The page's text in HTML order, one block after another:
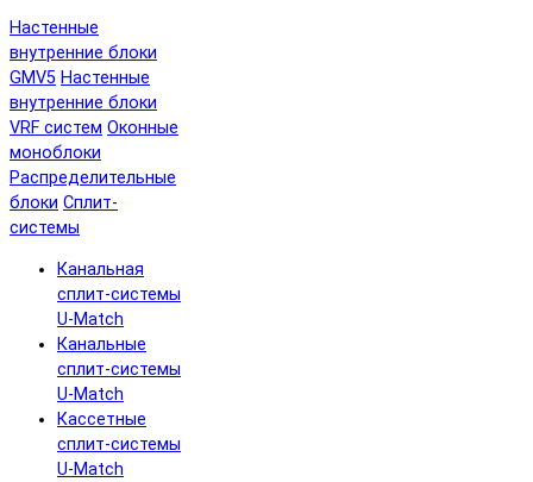
Настенные
внутренние блоки
GMV5 Настенные
внутренние блоки
VRF систем Оконные
моноблоки
Распределительные
блоки Сплит-
системы
Канальная
сплит-системы
U-Match
Канальные
сплит-системы
U-Match
Кассетные
сплит-системы
U-Match